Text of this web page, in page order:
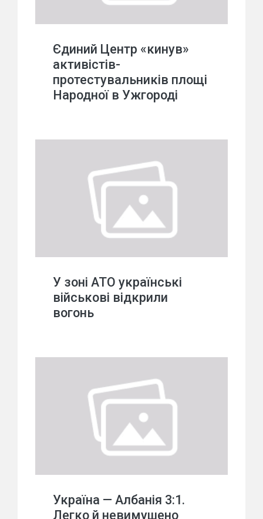
Єдиний Центр «кинув»
активістів-
протестувальників площі
Народної в Ужгороді
У зоні АТО українські
військові відкрили
вогонь
Україна — Албанія 3:1.
Легко й невимушено